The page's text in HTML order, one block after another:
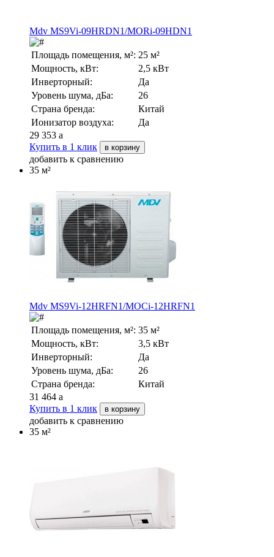
Mdv MS9Vi-09HRDN1/MORi-09HDN1
Площадь помещения, м²: 25 м²
Мощность, кВт:
2,5 кВт
Инверторный:
Да
Уровень шума, дБа:
26
Страна бренда:
Китай
Ионизатор воздуха:
Да
29 353 a
Купить в 1 клик
в корзину
добавить к сравнению
35 м²
Mdv MS9Vi-12HRFN1/MOCi-12HRFN1
Площадь помещения, м²: 35 м²
Мощность, кВт:
3,5 кВт
Инверторный:
Да
Уровень шума, дБа:
26
Страна бренда:
Китай
31 464 a
Купить в 1 клик
в корзину
добавить к сравнению
35 м²